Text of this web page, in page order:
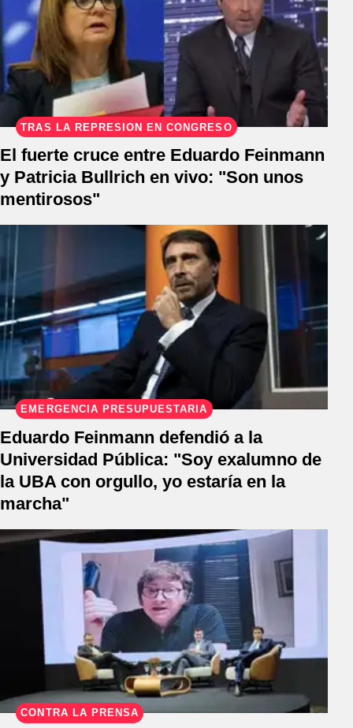
TRAS LA REPRESIÓN EN CONGRESO
El fuerte cruce entre Eduardo Feinmann
y Patricia Bullrich en vivo: "Son unos
mentirosos"
EMERGENCIA PRESUPUESTARIA
Eduardo Feinmann defendió a la
Universidad Pública: "Soy exalumno de
la UBA con orgullo, yo estaría en la
marcha"
CONTRA LA PRENSA